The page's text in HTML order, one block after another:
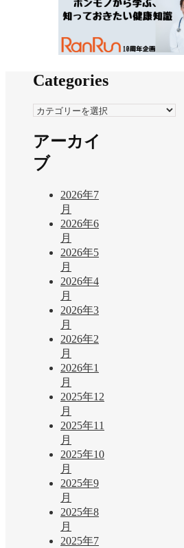
Categories
Categories
アーカイ
ブ
2026年7
月
2026年6
月
2026年5
月
2026年4
月
2026年3
月
2026年2
月
2026年1
月
2025年12
月
2025年11
月
2025年10
月
2025年9
月
2025年8
月
2025年7